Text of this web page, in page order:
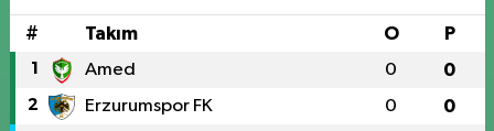
# Takım O P
1 Amed 0 0
2 Erzurumspor FK 0 0